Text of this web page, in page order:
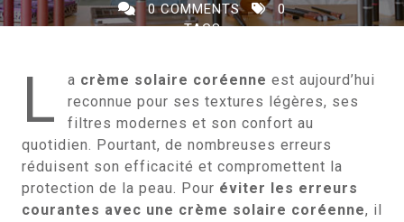
0 COMMENTS
0
TAGS
L a crème solaire coréenne est aujourd’hui
reconnue pour ses textures légères, ses
filtres modernes et son confort au
quotidien. Pourtant, de nombreuses erreurs
réduisent son efficacité et compromettent la
protection de la peau. Pour éviter les erreurs
courantes avec une crème solaire coréenne, il